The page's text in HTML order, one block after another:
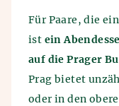
Für Paare, die
ist ein
auf die Prager
Prag bietet
oder in den